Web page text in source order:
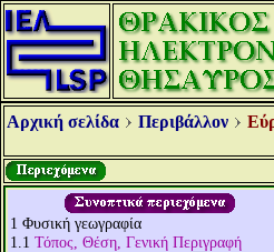
Αρχική σελίδα Περιβάλλον
1 Φυσική γεωγραφία
1.1 Τόπος, Θέση, Γενική Περιγραφή